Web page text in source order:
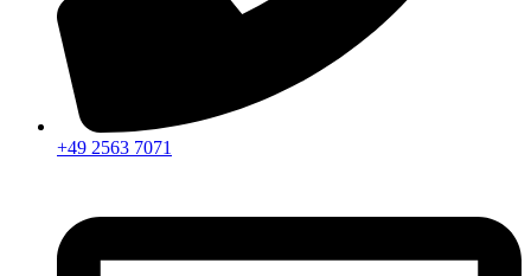
+49 2563 7071